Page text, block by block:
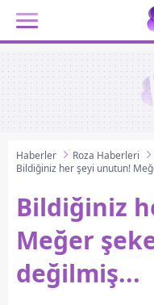
Haberler Roza Haberleri
Bildiğiniz her şeyi unutun!
Bildiğiniz
Meğer
değilmiş...